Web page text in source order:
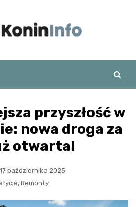
przyszłość w
nowa droga za
otwarta!
17 października 2025
, Remonty